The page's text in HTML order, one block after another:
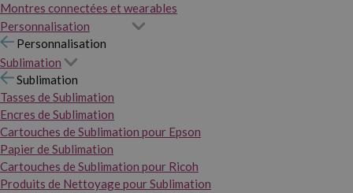
Montres connectées et wearables
Personnalisation
Personnalisation
Sublimation
Sublimation
Tasses de Sublimation
Encres de Sublimation
Cartouches de Sublimation pour Epson
Papier de Sublimation
Cartouches de Sublimation pour Ricoh
Produits de Nettoyage pour Sublimation